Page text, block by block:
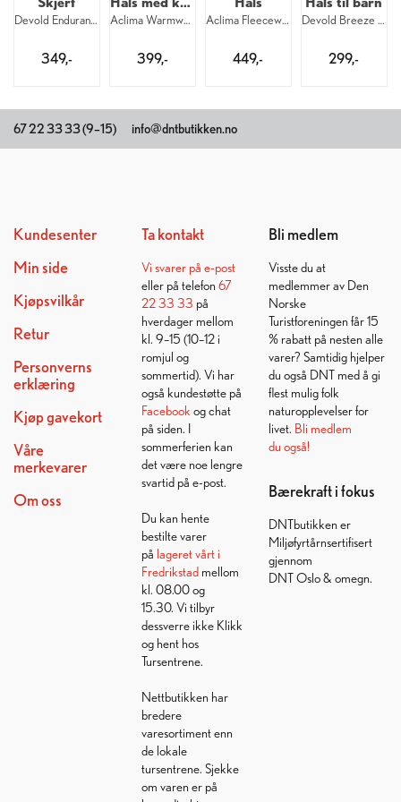
Devold Endurance Merino Bandana 58 287
349,-
Aclima Warmwool Neck 123
399,-
Aclima Fleecewool Headover 123
449,-
Devold Breeze Merino Headover Kid 287
299,-
67 22 33 33 (9–15) info@dntbutikken.no
Kundesenter
Min side
Kjøpsvilkår
Retur
Personverns
erklæring
Kjøp gavekort
Våre
merkevarer
Om oss
Ta kontakt
Vi svarer på e-post
eller på telefon 67
22 33 33 på
hverdager mellom
kl. 9–15 (10–12 i
romjul og
sommertid). Vi har
også kundestøtte på
Facebook og chat
på siden. I
sommerferien kan
det være noe lengre
svartid på e-post.
Du kan hente
bestilte varer
på lageret vårt i
Fredrikstadmellom
kl. 08.00 og
15.30. Vi tilbyr
dessverre ikke Klikk
og hent hos
Tursentrene.
Nettbutikken har
bredere
varesortiment enn
de lokale
tursentrene. Sjekke
om varen er på
Bli medlem
Visste du at
medlemmer av Den
Norske
Turistforeningen får 15
% rabatt på nesten alle
varer? Samtidig hjelper
du også DNT med å gi
flest mulig folk
naturopplevelser for
livet. Bli medlem
du også!
Bærekraft i fokus
DNTbutikken er
Miljøfyrtårnsertifisert
gjennom
DNT Oslo & omegn.